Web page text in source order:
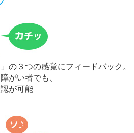
の３つの感覚にフィードバック。
がい者でも、
が可能